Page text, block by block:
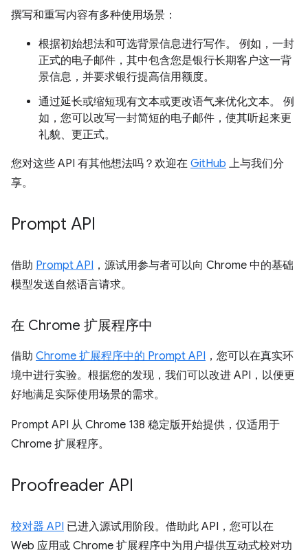
撰写和重写内容有多种使用场景：
根据初始想法和可选背景信息进行写作。 例如，一封
正式的电子邮件，其中包含您是银行长期客户这一背
景信息，并要求银行提高信用额度。
通过延长或缩短现有文本或更改语气来优化文本。 例
如，您可以改写一封简短的电子邮件，使其听起来更
礼貌、更正式。
您对这些 API 有其他想法吗？欢迎在 GitHub 上与我们分
享。
Prompt API
借助 Prompt API ，源试用参与者可以向 Chrome 中的基础
模型发送自然语言请求。
在 Chrome 扩展程序中
借助 Chrome 扩展程序中的 Prompt API ，您可以在真实环
境中进行实验。根据您的发现，我们可以改进 API，以便更
好地满足实际使用场景的需求。
Prompt API 从 Chrome 138 稳定版开始提供，仅适用于
Chrome 扩展程序。
Proofreader API
校对器 API 已进入源试用阶段。借助此 API，您可以在
Web 应用或 Chrome 扩展程序中为用户提供互动式校对功